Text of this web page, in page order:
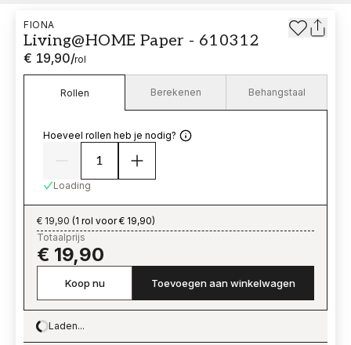
FIONA
Living@HOME Paper - 610312
€ 19,90/rol
Rollen Berekenen Behangstaal
Hoeveel rollen heb je nodig?
Loading
€ 19,90 (1 rol voor € 19,90)
Totaalprijs
€ 19,90
Koop nu Toevoegen aan winkelwagen
Loading…
Laden...